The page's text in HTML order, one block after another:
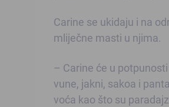
Carine se ukidaju i na
mliječne masti u njima.
– Carine će u
vune, jakni, sakoa i
voća kao što su